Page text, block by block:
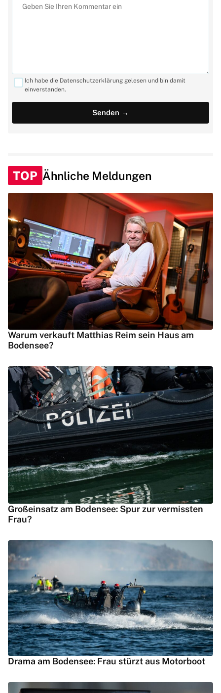
Ich habe die Datenschutzerklärung gelesen und bin damit
einverstanden.
TOP Ähnliche Meldungen
Warum verkauft Matthias Reim sein Haus am
Bodensee?
Großeinsatz am Bodensee: Spur zur vermissten
Frau?
Drama am Bodensee: Frau stürzt aus Motorboot